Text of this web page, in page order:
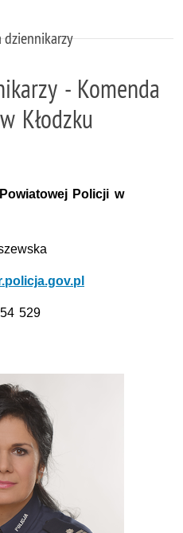
- Komenda
Kłodzku
Policji w
529